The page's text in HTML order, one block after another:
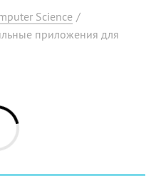
Science /
приложения для